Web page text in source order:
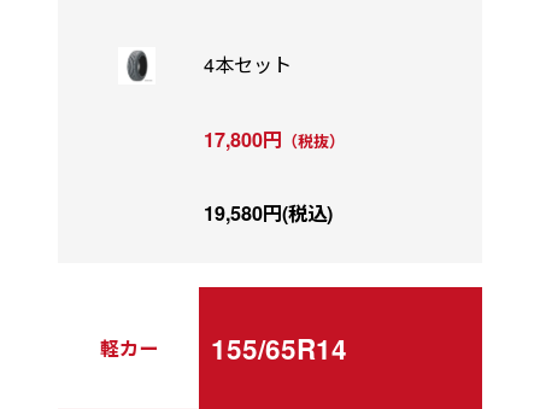
4本セット
17,800円 （税抜）
19,580円(税込)
軽カー 155/65R14